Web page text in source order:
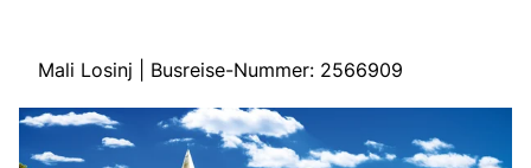
Start
Mali Losinj | Busreise-Nummer: 2566909